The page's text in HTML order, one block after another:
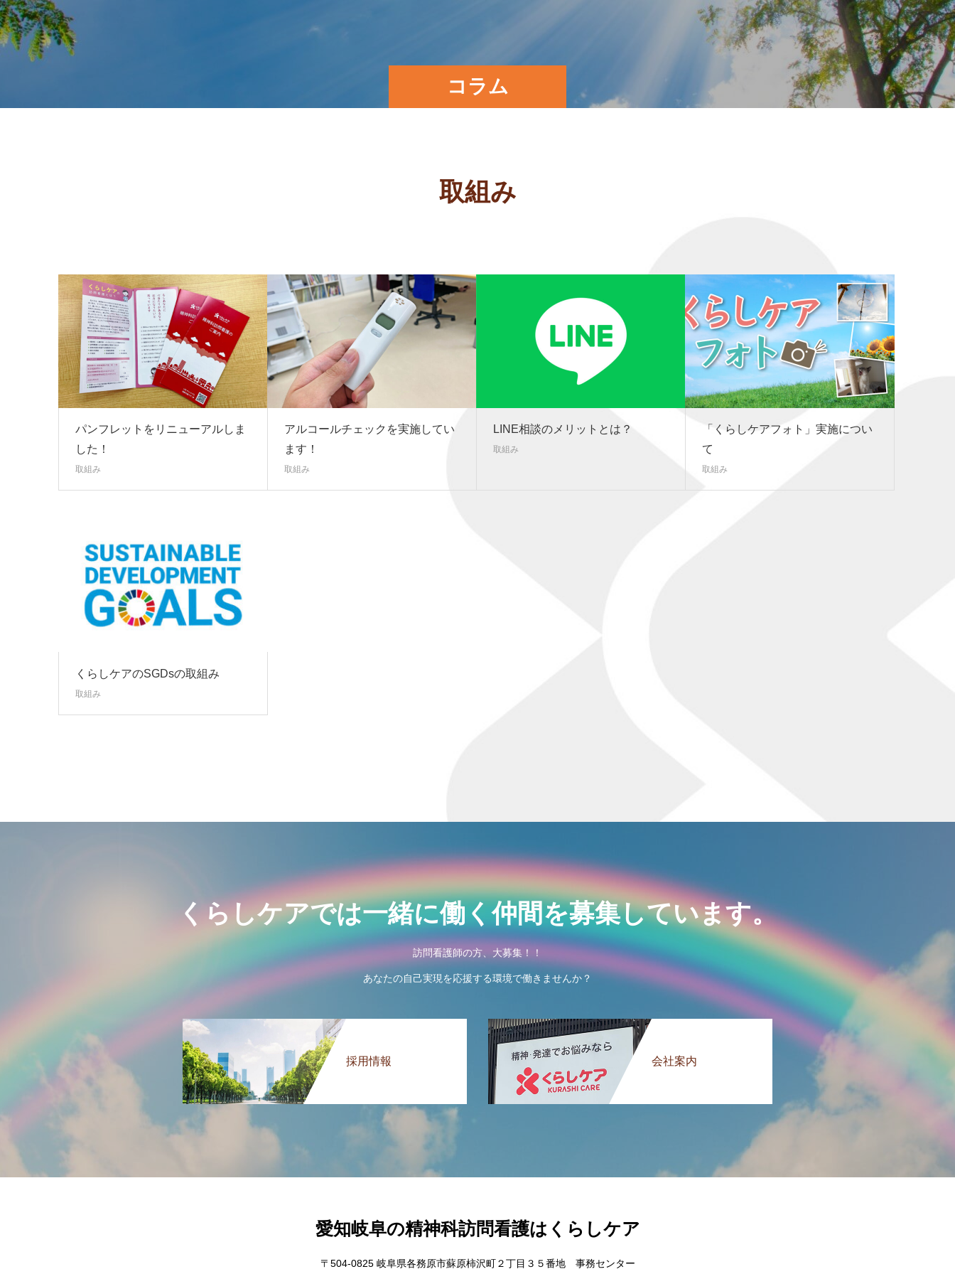
コラム
取組み
パンフレットをリニューアルしま
した！
取組み
アルコールチェックを実施してい
ます！
取組み
LINE相談のメリットとは？
取組み
「くらしケアフォト」実施につい
て
取組み
くらしケアのSGDsの取組み
取組み
くらしケアでは一緒に働く仲間を募集しています。
訪問看護師の方、大募集！！
あなたの自己実現を応援する環境で働きませんか？
採用情報 会社案内
愛知岐阜の精神科訪問看護はくらしケア
〒504-0825 岐阜県各務原市蘇原柿沢町２丁目３５番地 事務センター